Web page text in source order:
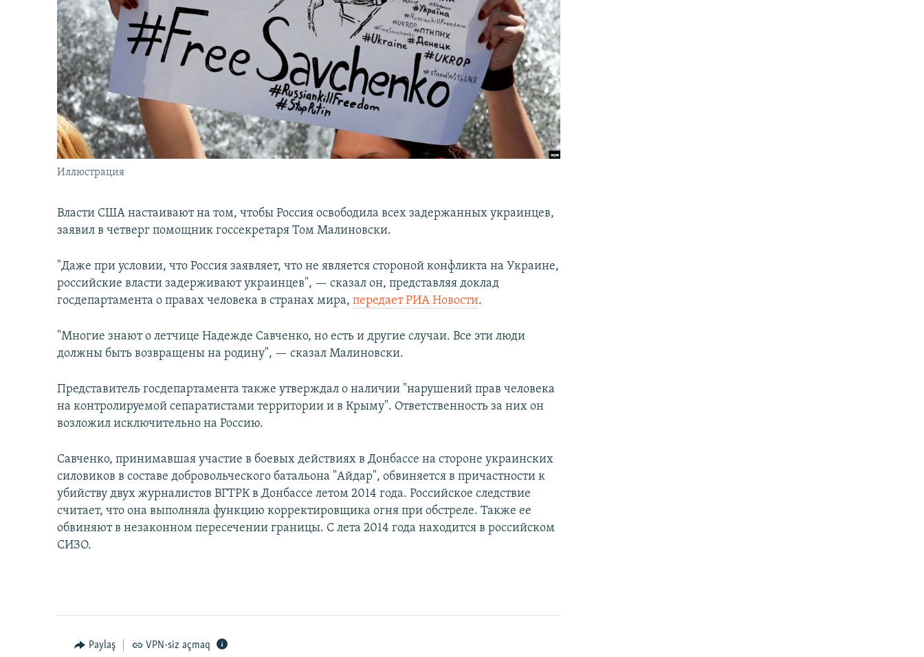
KARIKATURA
İSLAM VƏ DEMOKRATIYA
İZ - MƏDƏNIYYƏT PROQRAMI
PEŞƏ ETIKASI VƏ JURNALISTIKA
STANDARTLARIMIZ
MATERIALLARIMIZDAN ISTIFADƏ
AZADLIQRADIOSU MOBIL TELEFONUNUZDA
BIZIMLƏ ƏLAQƏ
XƏBƏR BÜLLETENLƏRIMIZ
Иллюстрация
Власти США настаивают на том, чтобы Россия освободила всех задержанных украинцев,
заявил в четверг помощник госсекретаря Том Малиновски.
"Даже при условии, что Россия заявляет, что не является стороной конфликта на Украине,
российские власти задерживают украинцев", — сказал он, представляя доклад
госдепартамента о правах человека в странах мира, передает РИА Новости.
"Многие знают о летчице Надежде Савченко, но есть и другие случаи. Все эти люди
должны быть возвращены на родину", — сказал Малиновски.
Представитель госдепартамента также утверждал о наличии "нарушений прав человека
на контролируемой сепаратистами территории и в Крыму". Ответственность за них он
возложил исключительно на Россию.
Савченко, принимавшая участие в боевых действиях в Донбассе на стороне украинских
силовиков в составе добровольческого батальона "Айдар", обвиняется в причастности к
убийству двух журналистов ВГТРК в Донбассе летом 2014 года. Российское следствие
считает, что она выполняла функцию корректировщика огня при обстреле. Также ее
обвиняют в незаконном пересечении границы. С лета 2014 года находится в российском
СИЗО.
Paylaş VPN-siz açmaq